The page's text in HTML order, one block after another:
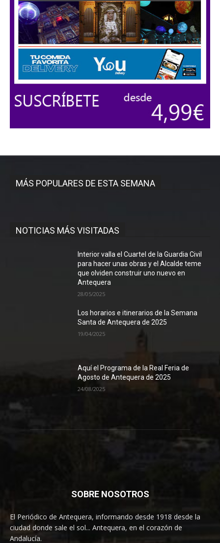
MÁS POPULARES DE ESTA SEMANA
NOTICIAS MÁS VISITADAS
Interior valla el Cuartel de la Guardia Civil
para hacer unas obras y el Alcalde teme
que olviden construir uno nuevo en
Antequera
28/05/2025
Los horarios e itinerarios de la Semana
Santa de Antequera de 2025
19/04/2025
Aquí el Programa de la Real Feria de
Agosto de Antequera de 2025
24/08/2025
SOBRE NOSOTROS
El Periódico de Antequera, informando desde 1918 desde la
ciudad donde sale el sol... Antequera, en el corazón de
Andalucía.